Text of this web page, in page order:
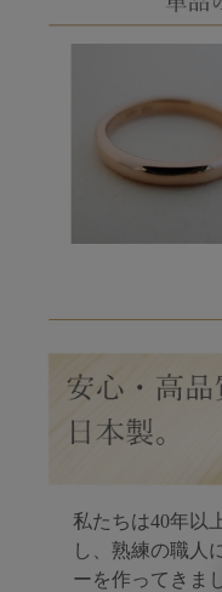
私たちは40年以
し、熟練の職人
ーを作ってきま